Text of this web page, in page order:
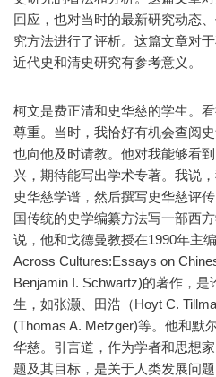
回应，也对当时的最新研究动态
究方法进行了评析。这篇文章对
近代史和清史研究有参考意义。
柯文是费正清和史华慈的学生。
尊重。当时，我恰好有机会查阅
也向他及时请教。他对我能够看
兴，期待能写出学术专著。我说
史华慈学谱，然后撰写史华慈评
国传统的史学编纂方法写一部西
说，他和戈德曼教授在1990年主
Across Cultures:Essays on
Benjamin I. Schwartz)的著作，
生，如张灏、田浩（Hoyt C.
(Thomas A. Metzger)等。他和默
华慈。引言道，作为学者和思想
题及其目标，是关于人类发展问